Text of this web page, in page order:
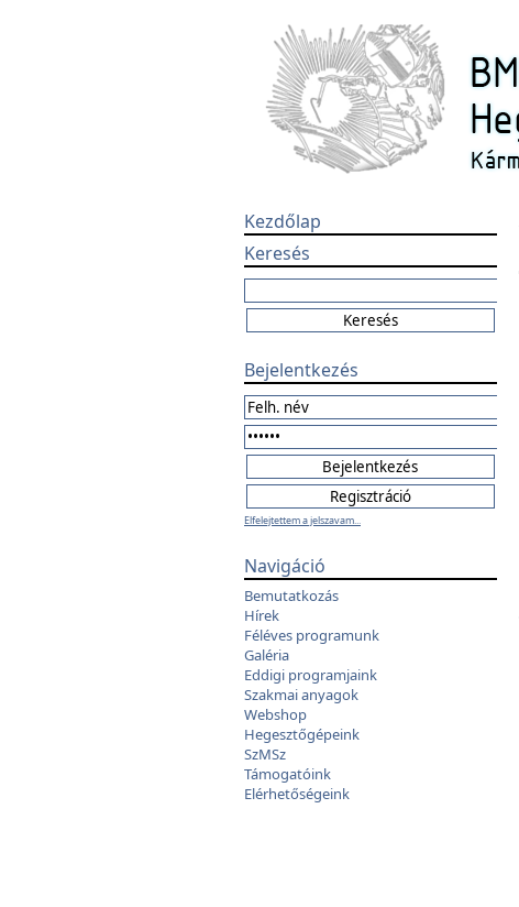
Kezdőlap
Keresés
Bejelentkezés
Elfelejtettem a jelszavam...
Navigáció
Bemutatkozás
Hírek
Féléves programunk
Galéria
Eddigi programjaink
Szakmai anyagok
Webshop
Hegesztőgépeink
SzMSz
Támogatóink
Elérhetőségeink